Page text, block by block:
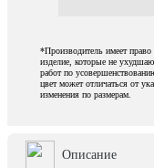
*Производитель имеет право
изделие, которые не
работ по
цвет может отличаться от
изменения по размерам.
Описание